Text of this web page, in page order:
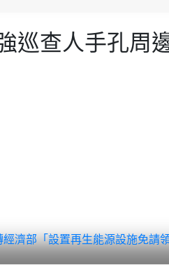
巡查人手孔周
經濟部「設置再生能源設施免請